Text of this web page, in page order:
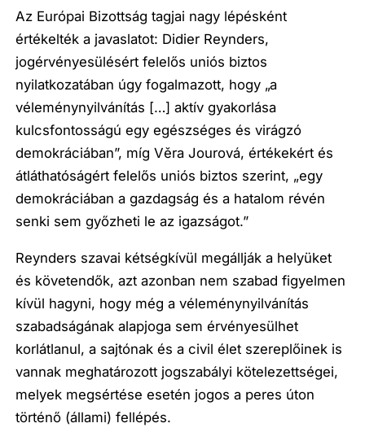
Az Európai Bizottság tagjai nagy lépésként
értékelték a javaslatot: Didier Reynders,
jogérvényesülésért felelős uniós biztos
nyilatkozatában úgy fogalmazott, hogy „a
véleménynyilvánítás […] aktív gyakorlása
kulcsfontosságú egy egészséges és virágzó
demokráciában”, míg Věra Jourová, értékekért és
átláthatóságért felelős uniós biztos szerint, „egy
demokráciában a gazdagság és a hatalom révén
senki sem győzheti le az igazságot.”
Reynders szavai kétségkívül megállják a helyüket
és követendők, azt azonban nem szabad figyelmen
kívül hagyni, hogy még a véleménynyilvánítás
szabadságának alapjoga sem érvényesülhet
korlátlanul, a sajtónak és a civil élet szereplőinek is
vannak meghatározott jogszabályi kötelezettségei,
melyek megsértése esetén jogos a peres úton
történő (állami) fellépés.